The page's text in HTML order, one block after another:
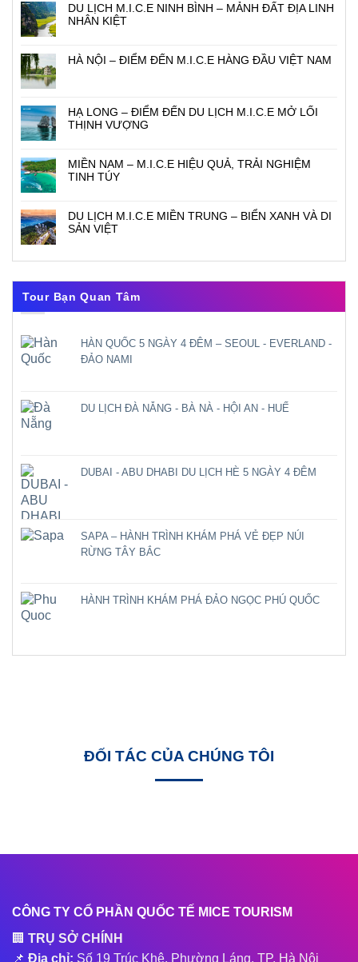
DU LỊCH M.I.C.E NINH BÌNH – MẢNH ĐẤT ĐỊA LINH
NHÂN KIỆT
HÀ NỘI – ĐIỂM ĐẾN M.I.C.E HÀNG ĐẦU VIỆT NAM
HẠ LONG – ĐIỂM ĐẾN DU LỊCH M.I.C.E MỞ LỐI
THỊNH VƯỢNG
MIỀN NAM – M.I.C.E HIỆU QUẢ, TRẢI NGHIỆM
TINH TÚY
DU LỊCH M.I.C.E MIỀN TRUNG – BIỂN XANH VÀ DI
SẢN VIỆT
Tour Bạn Quan Tâm
HÀN QUỐC 5 NGÀY 4 ĐÊM – SEOUL - EVERLAND -
ĐẢO NAMI
DU LỊCH ĐÀ NẴNG - BÀ NÀ - HỘI AN - HUẾ
DUBAI - ABU DHABI DU LỊCH HÈ 5 NGÀY 4 ĐÊM
SAPA – HÀNH TRÌNH KHÁM PHÁ VẺ ĐẸP NÚI
RỪNG TÂY BẮC
HÀNH TRÌNH KHÁM PHÁ ĐẢO NGỌC PHÚ QUỐC
ĐỐI TÁC CỦA CHÚNG TÔI
CÔNG TY CỔ PHẦN QUỐC TẾ MICE TOURISM
🏢 TRỤ SỞ CHÍNH
📌 Địa chỉ: Số 19 Trúc Khê, Phường Láng, TP. Hà Nội